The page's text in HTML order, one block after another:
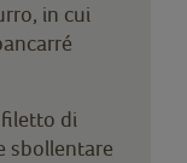
in cui
di
sbollentare